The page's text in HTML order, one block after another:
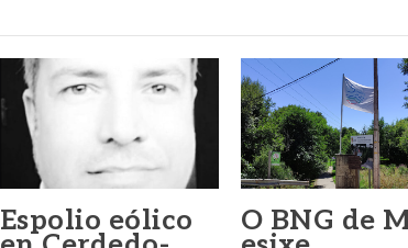
Espolio eólico O BNG de